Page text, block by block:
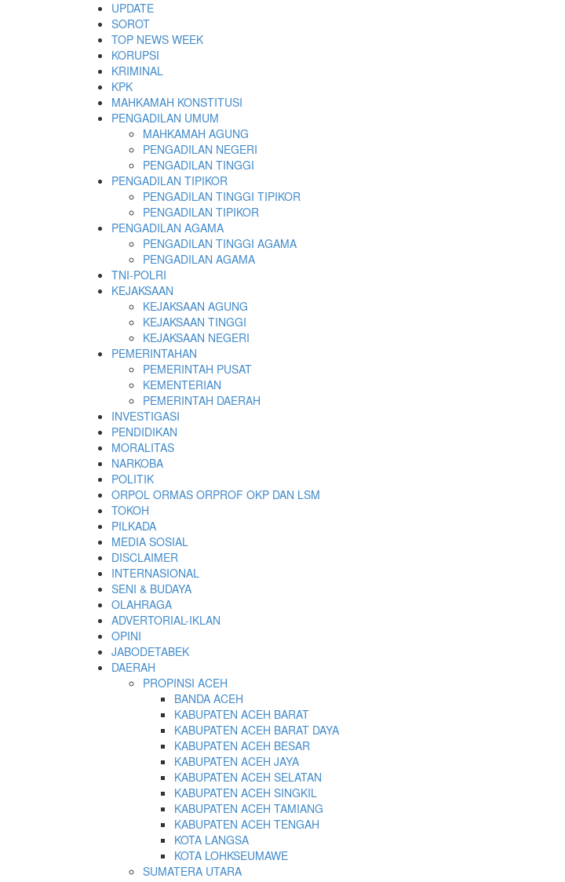
UPDATE
SOROT
TOP NEWS WEEK
KORUPSI
KRIMINAL
KPK
MAHKAMAH KONSTITUSI
PENGADILAN UMUM
MAHKAMAH AGUNG
PENGADILAN NEGERI
PENGADILAN TINGGI
PENGADILAN TIPIKOR
PENGADILAN TINGGI TIPIKOR
PENGADILAN TIPIKOR
PENGADILAN AGAMA
PENGADILAN TINGGI AGAMA
PENGADILAN AGAMA
TNI-POLRI
KEJAKSAAN
KEJAKSAAN AGUNG
KEJAKSAAN TINGGI
KEJAKSAAN NEGERI
PEMERINTAHAN
PEMERINTAH PUSAT
KEMENTERIAN
PEMERINTAH DAERAH
INVESTIGASI
PENDIDIKAN
MORALITAS
NARKOBA
POLITIK
ORPOL ORMAS ORPROF OKP DAN LSM
TOKOH
PILKADA
MEDIA SOSIAL
DISCLAIMER
INTERNASIONAL
SENI & BUDAYA
OLAHRAGA
ADVERTORIAL-IKLAN
OPINI
JABODETABEK
DAERAH
PROPINSI ACEH
BANDA ACEH
KABUPATEN ACEH BARAT
KABUPATEN ACEH BARAT DAYA
KABUPATEN ACEH BESAR
KABUPATEN ACEH JAYA
KABUPATEN ACEH SELATAN
KABUPATEN ACEH SINGKIL
KABUPATEN ACEH TAMIANG
KABUPATEN ACEH TENGAH
KOTA LANGSA
KOTA LOHKSEUMAWE
SUMATERA UTARA